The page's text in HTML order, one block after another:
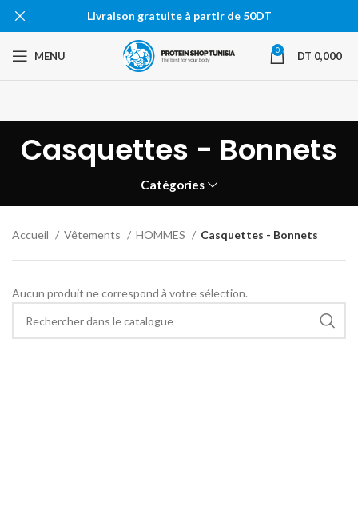
MENU 0 DT 0,000
Casquettes - Bonnets
Catégories
Accueil Vêtements HOMMES Casquettes - Bonnets
Aucun produit ne correspond à votre sélection.
Livraison gratuite à partir de 50DT